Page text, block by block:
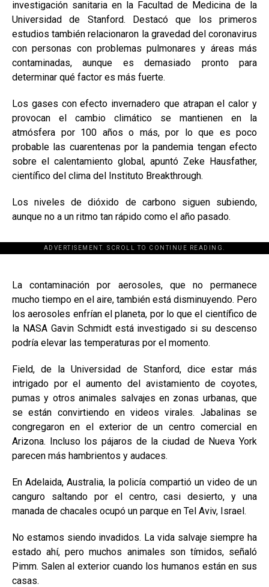
investigación sanitaria en la Facultad de Medicina de la
Universidad de Stanford. Destacó que los primeros
estudios también relacionaron la gravedad del coronavirus
con personas con problemas pulmonares y áreas más
contaminadas, aunque es demasiado pronto para
determinar qué factor es más fuerte.
Los gases con efecto invernadero que atrapan el calor y
provocan el cambio climático se mantienen en la
atmósfera por 100 años o más, por lo que es poco
probable las cuarentenas por la pandemia tengan efecto
sobre el calentamiento global, apuntó Zeke Hausfather,
científico del clima del Instituto Breakthrough.
Los niveles de dióxido de carbono siguen subiendo,
aunque no a un ritmo tan rápido como el año pasado.
ADVERTISEMENT. SCROLL TO CONTINUE READING.
[adsforwp id="243463"]
La contaminación por aerosoles, que no permanece
mucho tiempo en el aire, también está disminuyendo. Pero
los aerosoles enfrían el planeta, por lo que el científico de
la NASA Gavin Schmidt está investigado si su descenso
podría elevar las temperaturas por el momento.
Field, de la Universidad de Stanford, dice estar más
intrigado por el aumento del avistamiento de coyotes,
pumas y otros animales salvajes en zonas urbanas, que
se están convirtiendo en videos virales. Jabalinas se
congregaron en el exterior de un centro comercial en
Arizona. Incluso los pájaros de la ciudad de Nueva York
parecen más hambrientos y audaces.
En Adelaida, Australia, la policía compartió un video de un
canguro saltando por el centro, casi desierto, y una
manada de chacales ocupó un parque en Tel Aviv, Israel.
No estamos siendo invadidos. La vida salvaje siempre ha
estado ahí, pero muchos animales son tímidos, señaló
Pimm. Salen al exterior cuando los humanos están en sus
casas.